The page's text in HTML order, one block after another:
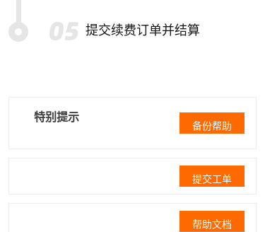
提交续费订单并结算
特别提示
备份帮助
提交工单
帮助文档